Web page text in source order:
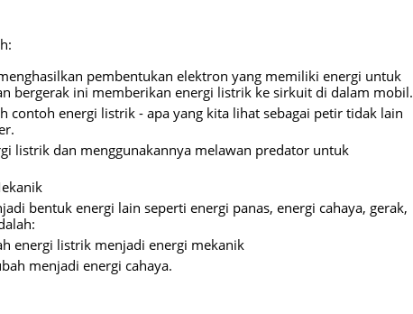
pembentukan elektron yang memiliki energi untuk
bergerak ini memberikan energi listrik ke sirkuit di dalam mobil.
contoh energi listrik - apa yang kita lihat sebagai petir tidak lain
listrik dan menggunakannya melawan predator untuk
bentuk energi lain seperti energi panas, energi cahaya, gerak,
energi listrik menjadi energi mekanik
menjadi energi cahaya.